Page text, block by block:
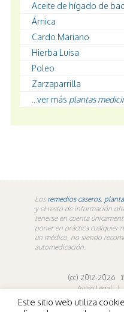
Aceite de hígado de
Árnica
Cardo Mariano
Hierba Luisa
Poleo
Zarzaparrilla
...ver más plantas
Los remedios caseros,
y el resto de información
tenerse en cuenta
poner en práctica cualquier
un médico, no siendo
automedicación.
(cc) 2012-2026
Aviso Legal |
Este sitio web utiliza